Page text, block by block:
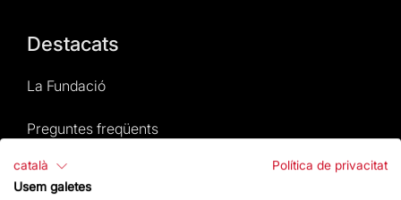
Destacats
La Fundació
Preguntes freqüents
Atenció al Visitant
català
Política de privacitat
Usem galetes